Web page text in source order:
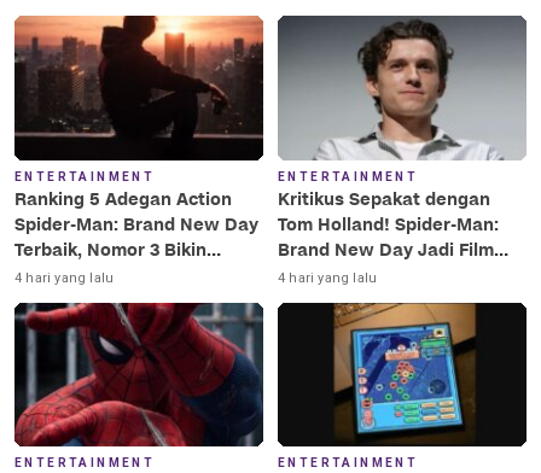
ENTERTAINMENT
Ranking 5 Adegan Action
Spider-Man: Brand New Day
Terbaik, Nomor 3 Bikin
Terkesima!
4 hari yang lalu
ENTERTAINMENT
Kritikus Sepakat dengan
Tom Holland! Spider-Man:
Brand New Day Jadi Film
Terbaik Era MCU
4 hari yang lalu
ENTERTAINMENT ENTERTAINMENT